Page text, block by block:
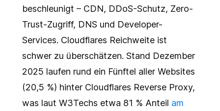
beschleunigt – CDN, DDoS-Schutz, Zero-
Trust-Zugriff, DNS und Developer-
Services. Cloudflares Reichweite ist
schwer zu überschätzen. Stand Dezember
2025 laufen rund ein Fünftel aller Websites
(20,5 %) hinter Cloudflares Reverse Proxy,
was laut W3Techs etwa 81 % Anteil am